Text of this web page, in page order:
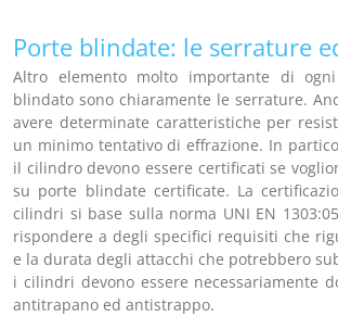
Porte blindate: le serrature
Altro elemento molto importante di
blindato sono chiaramente le serrature.
avere determinate caratteristiche per
un minimo tentativo di effrazione. In
il cilindro devono essere certificati se
su porte blindate certificate. La
cilindri si base sulla norma UNI EN
rispondere a degli specifici requisiti che
e la durata degli attacchi che potrebbero
i cilindri devono essere necessariamente
antitrapano ed antistrappo.